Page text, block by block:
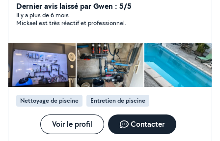
trouver ensemble une solution. Disponible attentif et
professionnel vous ne serez pas déçus ! À bientôt
Dernier avis laissé par Gwen : 5/5
Il y a plus de 6 mois
Mickael est très réactif et professionnel.
Nettoyage de piscine Entretien de piscine
Voir le profil Contacter